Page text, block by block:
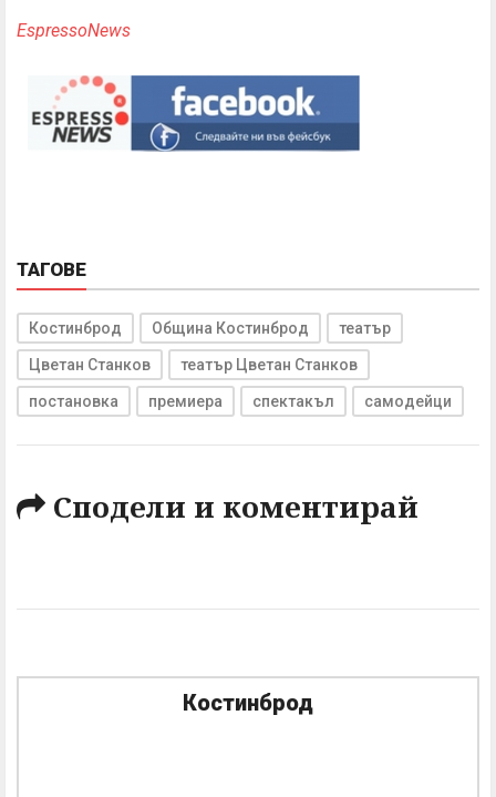
EspressoNews
ТАГОВЕ
Костинброд Община Костинброд театър
Цветан Станков театър Цветан Станков
постановка премиера спектакъл самодейци
Сподели и коментирай
Костинброд